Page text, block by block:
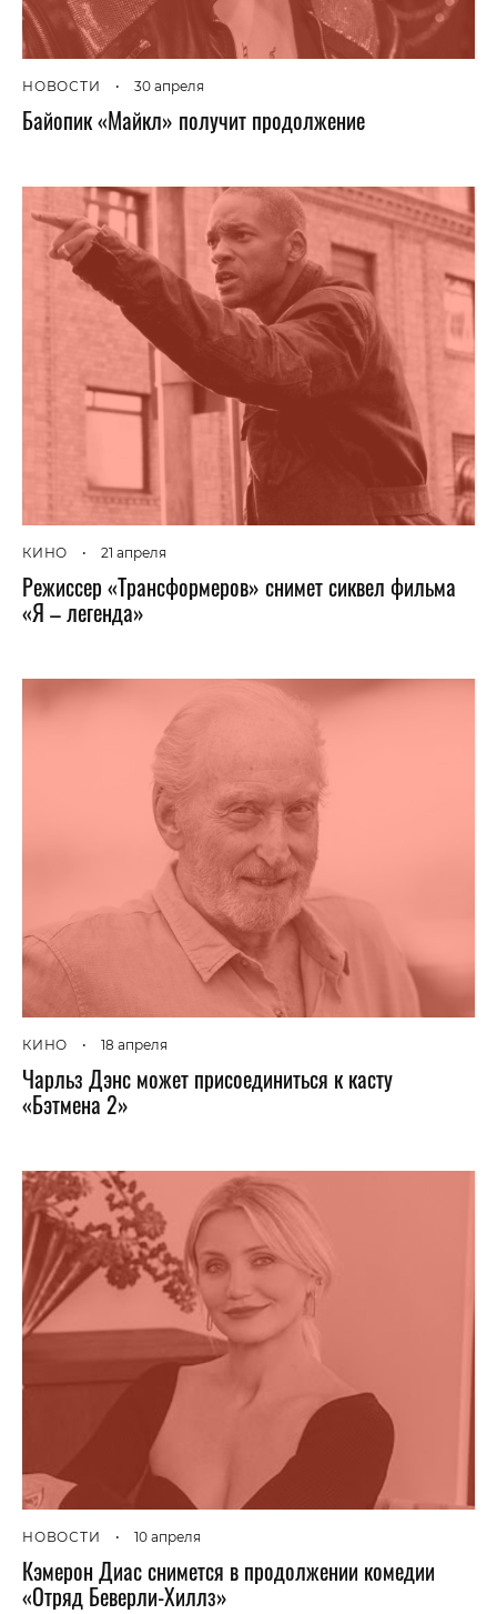
НОВОСТИ • 30 апреля
Байопик «Майкл» получит продолжение
КИНО • 21 апреля
Режиссер «Трансформеров» снимет сиквел фильма
«Я – легенда»
КИНО • 18 апреля
Чарльз Дэнс может присоединиться к касту
«Бэтмена 2»
НОВОСТИ • 10 апреля
Кэмерон Диас снимется в продолжении комедии
«Отряд Беверли-Хиллз»